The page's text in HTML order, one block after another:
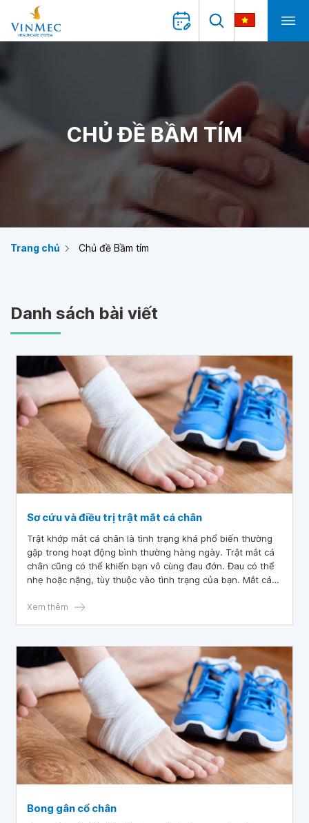
CHỦ ĐỀ BẦM TÍM
Trang chủ Chủ đề Bầm tím
Danh sách bài viết
Sơ cứu và điều trị trật mắt cá chân
Trật khớp mắt cá chân là tình trạng khá phổ biến thường
gặp trong hoạt động bình thường hàng ngày. Trật mắt cá
chân cũng có thể khiến bạn vô cùng đau đớn. Đau có thể
nhẹ hoặc nặng, tùy thuộc vào tình trạng của bạn. Mắt cá
chân của mình. Để điều trị dứt điểm tình trạng đó, bạn cần
Xem thêm
Bong gân cổ chân